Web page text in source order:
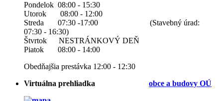
Pondelok 08:00 - 15:30
Utorok 08:00 - 12:00
Streda 07:30 -17:00 (Stavebný úrad:
07:30 - 16:30)
Štvrtok NESTRÁNKOVÝ DEŇ
Piatok 08:00 - 14:00
Obedňajšia prestávka 12:00 - 12:30
Virtuálna prehliadka obce a budovy OÚ